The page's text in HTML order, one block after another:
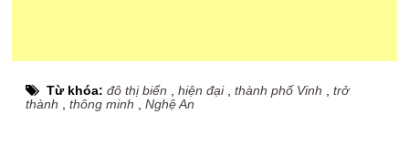
Từ khóa:đô thị biển ,hiện đại,thành phố Vinh ,trở
thành ,thông minh ,Nghệ An